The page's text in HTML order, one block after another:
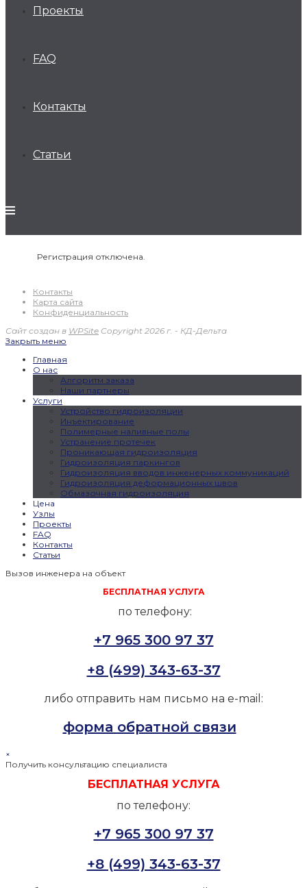
Проекты
FAQ
Контакты
Статьи
Регистрация отключена.
Контакты
Карта сайта
Конфиденциальность
Сайт создан в WPSite Copyright 2026 г. - КД-Дельта
Закрыть меню
Главная
О нас
Алгоритм заказа
Наши партнеры
Услуги
Устройство гидроизоляции
Инъектирование
Полимерные наливные полы
Устранение протечек
Проникающая гидроизоляция
Гидроизоляция паркингов
Гидроизоляция вводов инженерных коммуникаций
Гидроизоляция деформационных швов
Обмазочная гидроизоляция
Цена
Узлы
Проекты
FAQ
Контакты
Статьи
Вызов инженера на объект
БЕСПЛАТНАЯ УСЛУГА
по телефону:
+7 965 300 97 37
+8 (499) 343-63-37
либо отправить нам письмо на e-mail:
форма обратной связи
×
Получить консультацию специалиста
БЕСПЛАТНАЯ УСЛУГА
по телефону:
+7 965 300 97 37
+8 (499) 343-63-37